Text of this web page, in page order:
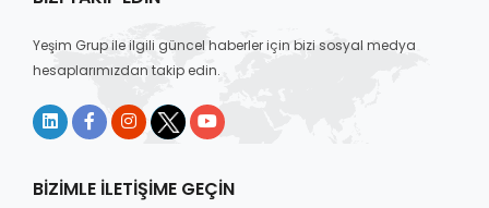
Yeşim Grup ile ilgili güncel haberler için bizi sosyal medya
hesaplarımızdan takip edin.
BIZIMLE İLETIŞIME GEÇIN